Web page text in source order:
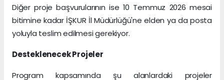
Diğer proje başvurularının ise 10 Temmuz 2026 mesai
bitimine kadar İŞKUR İl Müdürlüğü'ne elden ya da posta
yoluyla teslim edilmesi gerekiyor.
Desteklenecek Projeler
Program kapsamında şu alanlardaki projeler